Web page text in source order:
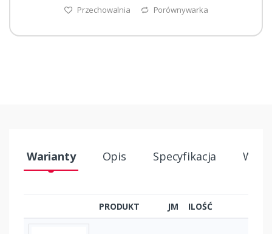
Przechowalnia Porównywarka
Warianty Opis Specyfikacja
PRODUKT JM ILOŚĆ